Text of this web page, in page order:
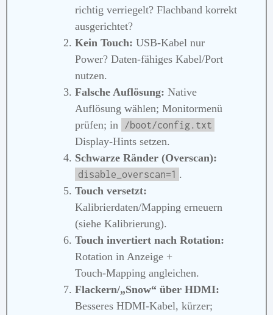
richtig verriegelt? Flachband korrekt
ausgerichtet?
Kein Touch: USB‑Kabel nur
Power? Daten‑fähiges Kabel/Port
nutzen.
Falsche Auflösung: Native
Auflösung wählen; Monitormenü
prüfen; in
/boot/config.txt
Display‑Hints setzen.
Schwarze Ränder (Overscan):
disable_overscan=1 .
Touch versetzt:
Kalibrierdaten/Mapping erneuern
(siehe Kalibrierung).
Touch invertiert nach Rotation:
Rotation in Anzeige +
Touch‑Mapping angleichen.
Flackern/„Snow“ über HDMI:
Besseres HDMI‑Kabel, kürzer;